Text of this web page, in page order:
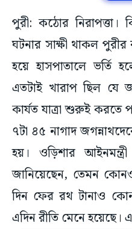
পুরী: কঠোর
ঘটনার সাক্ষী থাকল
হয়ে হাসপাতালে ভর্তি
এতটাই খারাপ ছিল যে
কার্যত যাত্রা শুরুই করতে
৭টা ৪৫ নাগাদ
হয়। ওড়িশার
জানিয়েছেন, তেমন
দিন ফের রথ টানাও
এদিন রীতি মেনে হয়েছে।